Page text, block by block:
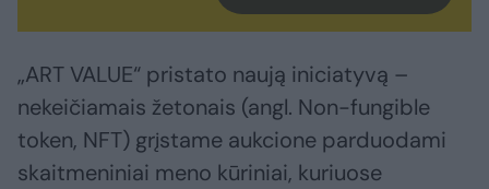
„ART VALUE“ pristato naują iniciatyvą –
nekeičiamais žetonais (angl. Non-fungible
token, NFT) grįstame aukcione parduodami
skaitmeniniai meno kūriniai, kuriuose